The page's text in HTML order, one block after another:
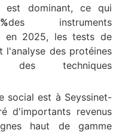
est dominant, ce qui
des instruments
en 2025, les tests de
l'analyse des protéines
des techniques
social est à Seyssinet-
d'importants revenus
haut de gamme